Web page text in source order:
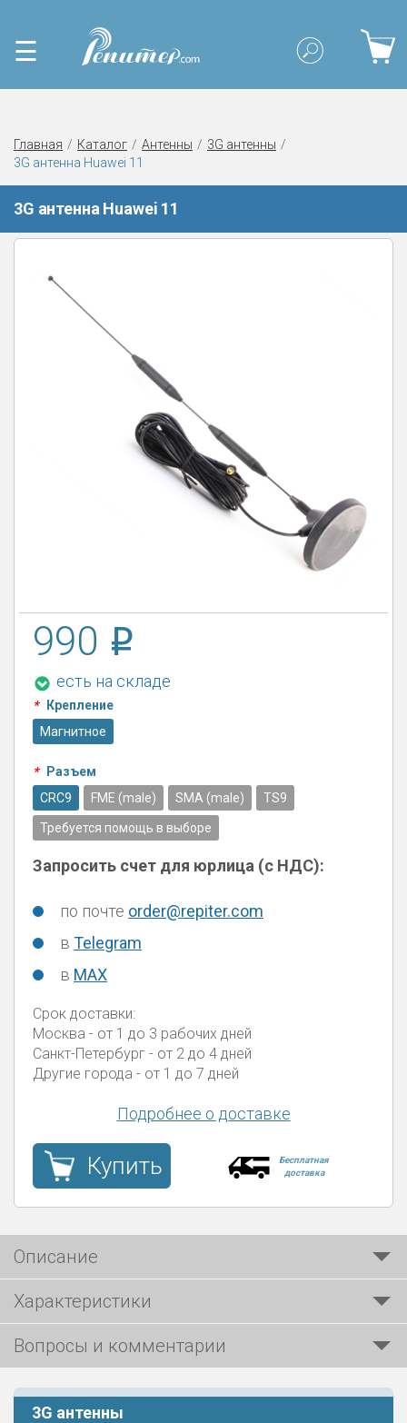
☰
Главная Каталог Антенны
3G антенны
3G антенна Huawei 11
3G антенна Huawei 11
990
есть на складе
*
Крепление
Магнитное
*
Разъем
CRC9
FME (male) SMA (male) TS9
Требуется помощь в выборе
Запросить счет для юрлица (с НДС):
по почте order@repiter.com
в Telegram
в MAX
Срок доставки:
Москва - от 1 до 3 рабочих дней
Санкт-Петербург - от 2 до 4 дней
Другие города - от 1 до 7 дней
Подробнее о доставке
Купить
Бесплатная
доставка
Описание
Характеристики
Вопросы и комментарии
3G антенны